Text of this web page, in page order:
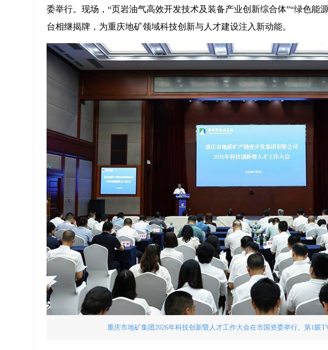
委举行。现场，“页岩油气高效开发技术及装备产业创新综合体”“绿色能
台相继揭牌，为重庆地矿领域科技创新与人才建设注入新动能。
重庆市地矿集团2026年科技创新暨人才工作大会在市国资委举行。第1眼